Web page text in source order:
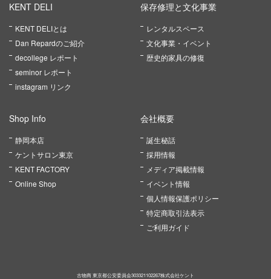
KENT DELI
KENT DELIとは
Dan Repardのご紹介
decollege レポート
seminor レポート
instagram リンク
保存修理と文化事業
レンタルスペース
文化事業・イベント
歴史的家具の修復
Shop Info
静岡本店
ケントサロン東京
KENT FACTORY
Online Shop
会社概要
誕生秘話
採用情報
メディア掲載情報
イベント情報
個人情報保護ポリシー
特定商取引法表示
ご利用ガイド
古物商 東京都公安委員会303321102267株式会社ケント